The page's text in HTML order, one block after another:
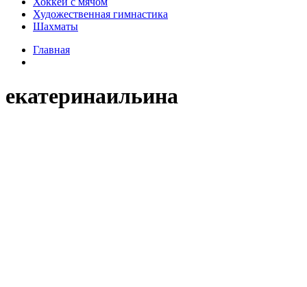
Художественная гимнастика
Шахматы
Главная
екатеринаильина